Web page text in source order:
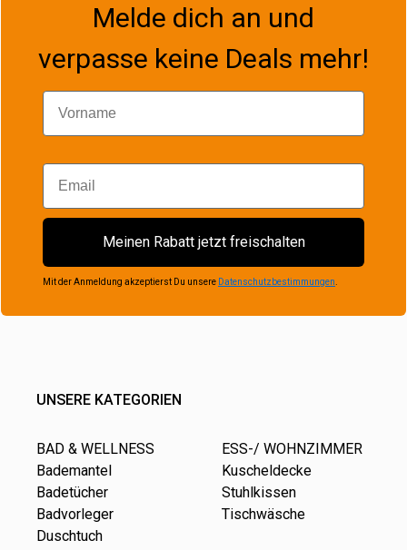
Melde dich an und
verpasse keine Deals mehr!
Vorname
Email
Meinen Rabatt jetzt freischalten
Mit der Anmeldung akzeptierst Du unsere Datenschutzbestimmungen
UNSERE KATEGORIEN
BAD & WELLNESS
Bademantel
Badetücher
Badvorleger
Duschtuch
ESS-/ WOHNZIMMER
Kuscheldecke
Stuhlkissen
Tischwäsche